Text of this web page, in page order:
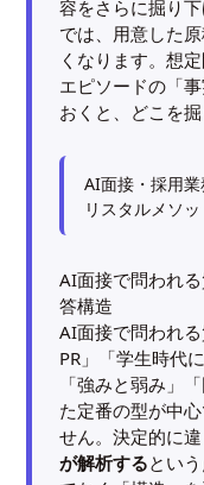
容をさらに掘り
では、用意した
くなります。想
エピソードの「
おくと、どこを
AI面接・採用
リスタルメソ
AI面接で問われ
答構造
AI面接で問われ
PR」「学生時代
「強みと弱み」
た定番の型が中
せん。決定的に違
が解析するとい